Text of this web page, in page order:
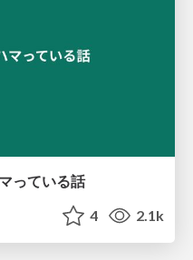
っている話
4 2.1k